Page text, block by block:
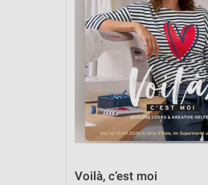
Voilà, c’est moi
Performance